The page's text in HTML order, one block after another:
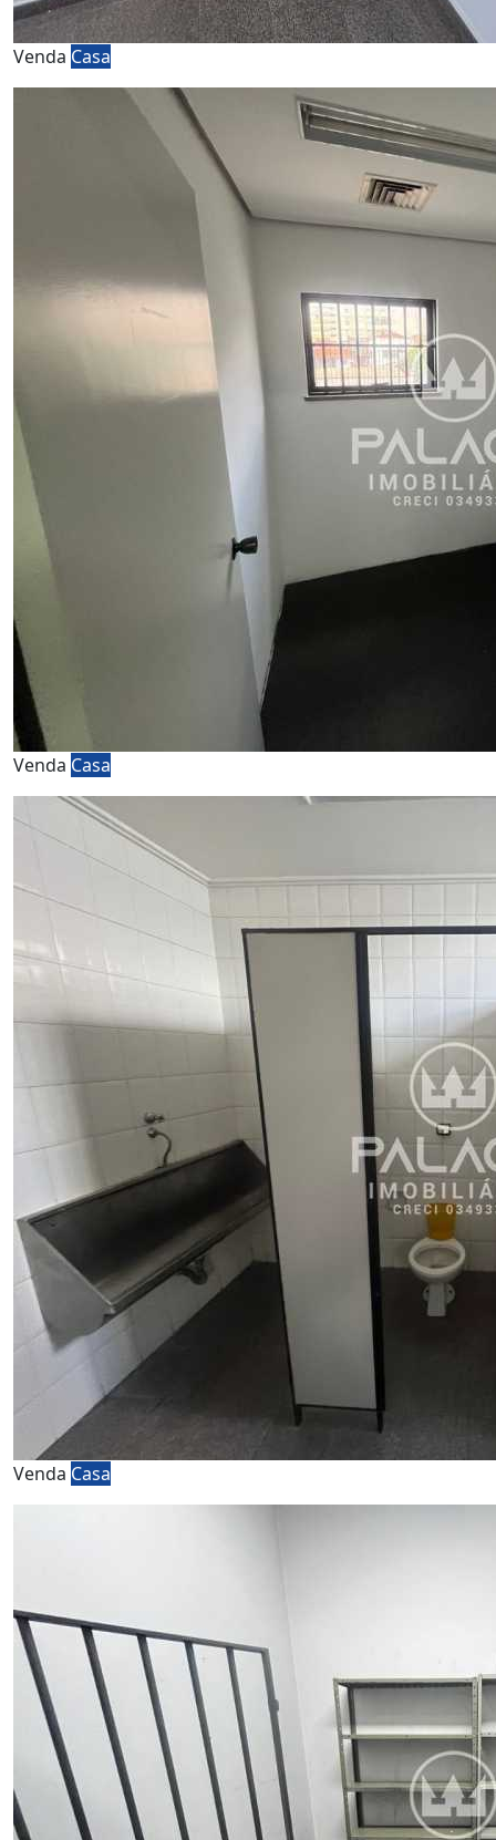
Venda Casa
Venda Casa
Venda Casa